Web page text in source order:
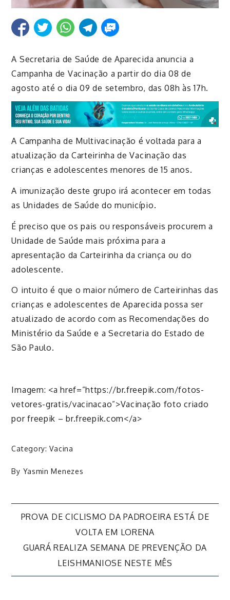
A Secretaria de Saúde de Aparecida anuncia a
Campanha de Vacinação a partir do dia 08 de
agosto até o dia 09 de setembro, das 08h às 17h.
A Campanha de Multivacinação é voltada para a
atualização da Carteirinha de Vacinação das
crianças e adolescentes menores de 15 anos.
A imunização deste grupo irá acontecer em todas
as Unidades de Saúde do município.
É preciso que os pais ou responsáveis procurem a
Unidade de Saúde mais próxima para a
apresentação da Carteirinha da criança ou do
adolescente.
O intuito é que o maior número de Carteirinhas das
crianças e adolescentes de Aparecida possa ser
atualizado de acordo com as Recomendações do
Ministério da Saúde e a Secretaria do Estado de
São Paulo.
Imagem: <a href=”https://br.freepik.com/fotos-
vetores-gratis/vacinacao”>Vacinação foto criado
por freepik – br.freepik.com</a>
Category:Vacina
By Yasmin Menezes
Navegação
de
Post
PROVA DE CICLISMO DA PADROEIRA ESTÁ DE
VOLTA EM LORENA
GUARÁ REALIZA SEMANA DE PREVENÇÃO DA
LEISHMANIOSE NESTE MÊS